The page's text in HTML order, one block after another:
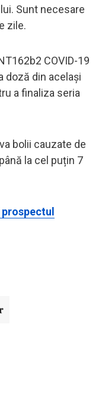
Sunt necesare
zile.
COVID-19
doză din același
a finaliza seria
bolii cauzate de
la cel puțin 7
prospectul